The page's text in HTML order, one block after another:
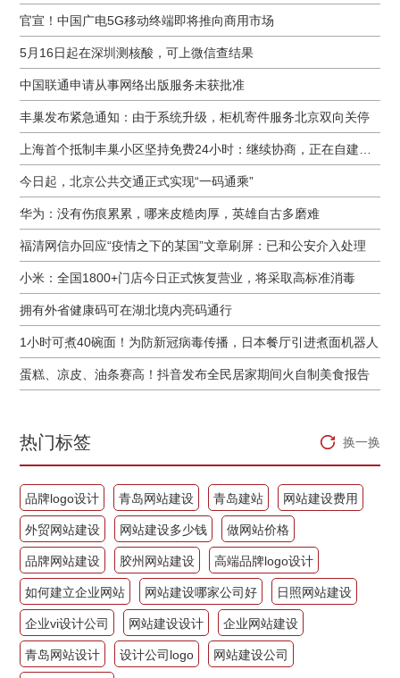
官宣！中国广电5G移动终端即将推向商用市场
5月16日起在深圳测核酸，可上微信查结果
中国联通申请从事网络出版服务未获批准
丰巢发布紧急通知：由于系统升级，柜机寄件服务北京双向关停
今日起，北京公共交通正式实现“一码通乘”
华为：没有伤痕累累，哪来皮糙肉厚，英雄自古多磨难
福清网信办回应“疫情之下的某国”文章刷屏：已和公安介入处理
小米：全国1800+门店今日正式恢复营业，将采取高标准消毒
拥有外省健康码可在湖北境内亮码通行
1小时可煮40碗面！为防新冠病毒传播，日本餐厅引进煮面机器人
蛋糕、凉皮、油条赛高！抖音发布全民居家期间火自制美食报告
热门标签 换一换
品牌logo设计 青岛网站建设 青岛建站 网站建设费用
外贸网站建设 网站建设多少钱 做网站价格
品牌网站建设 胶州网站建设 高端品牌logo设计
如何建立企业网站 网站建设哪家公司好 日照网站建设
企业vi设计公司 网站建设设计 企业网站建设
青岛网站设计 设计公司logo 网站建设公司